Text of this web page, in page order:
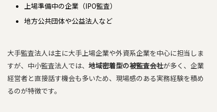
上場準備中の企業（IPO監査）
地方公共団体や公益法人など
大手監査法人は主に大手上場企業や外資系企業を中心に担当しま
すが、中小監査法人では、 地域密着型の被監査会社が多く、企業
経営者と直接話す機会も多いため、現場感のある実務経験を積め
るのが特徴です。